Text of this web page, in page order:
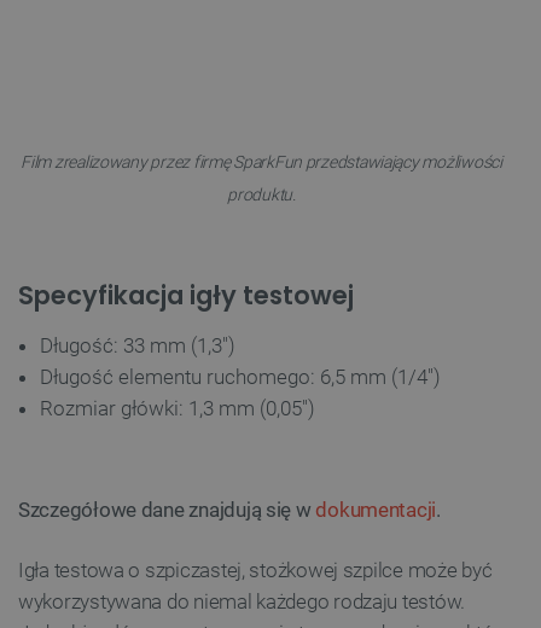
Film zrealizowany przez firmę SparkFun przedstawiający możliwości
produktu.
Specyfikacja igły testowej
Długość: 33 mm (1,3")
Długość elementu ruchomego: 6,5 mm (1/4")
Rozmiar główki: 1,3 mm (0,05")
Szczegółowe dane znajdują się w dokumentacji.
Igła testowa o szpiczastej, stożkowej szpilce może być
wykorzystywana do niemal każdego rodzaju testów.